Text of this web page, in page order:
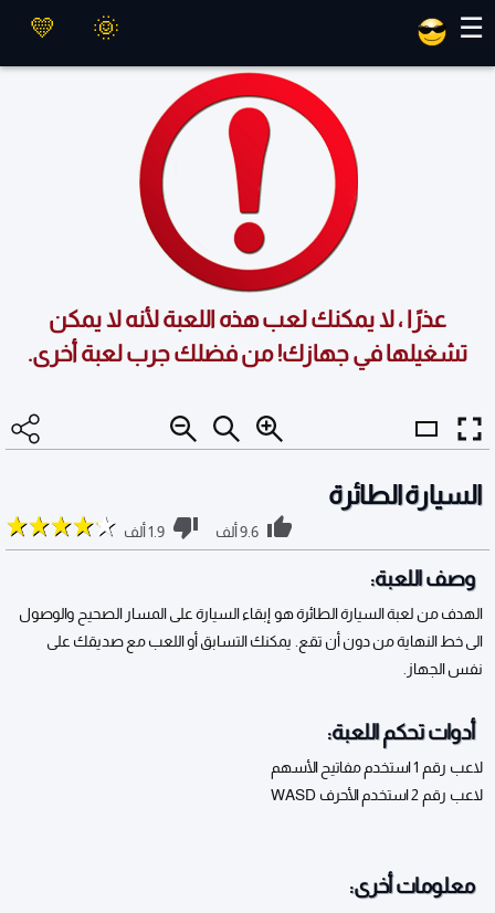
☰
عذرًا ، لا يمكنك لعب هذه اللعبة لأنه لا يمكن
تشغيلها في جهازك! من فضلك جرب لعبة أخرى.
السيارة الطائرة
9.6 ألف 1.9 ألف
وصف اللعبة:
الهدف من لعبة السيارة الطائرة هو إبقاء السيارة على المسار الصحيح والوصول
الى خط النهاية من دون أن تقع. يمكنك التسابق أو اللعب مع صديقك على
نفس الجهاز.
أدوات تحكم اللعبة:
لاعب رقم 1 استخدم مفاتيح الأسهم
لاعب رقم 2 استخدم الأحرف WASD
معلومات أخرى: